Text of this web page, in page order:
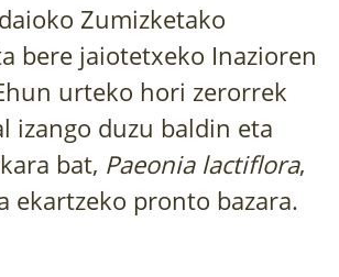
Zumizketako
bere jaiotetxeko Inazioren
urteko hori zerorrek
izango duzu baldin eta
bat, Paeonia lactiflora,
ekartzeko pronto bazara.